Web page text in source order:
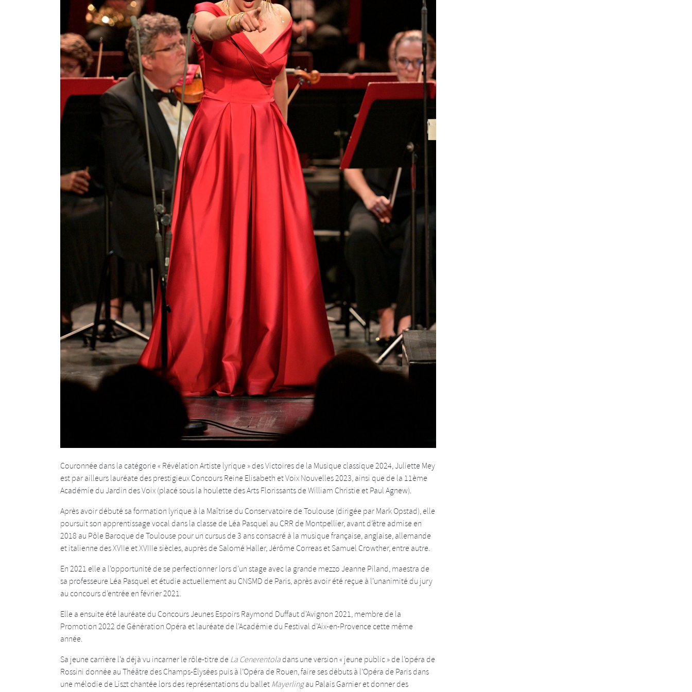
Couronnée dans la catégorie « Révélation Artiste lyrique » des Victoires de la Musique classique 2024, Juliette Mey
est par ailleurs lauréate des prestigieux Concours Reine Elisabeth et Voix Nouvelles 2023, ainsi que de la 11ème
Académie du Jardin des Voix (placé sous la houlette des Arts Florissants de William Christie et Paul Agnew).
Après avoir débuté sa formation lyrique à la Maîtrise du Conservatoire de Toulouse (dirigée par Mark Opstad), elle
poursuit son apprentissage vocal dans la classe de Léa Pasquel au CRR de Montpellier, avant d’être admise en
2018 au Pôle Baroque de Toulouse pour un cursus de 3 ans consacré à la musique française, anglaise, allemande
et italienne des XVIIe et XVIIIe siècles, auprès de Salomé Haller, Jérôme Correas et Samuel Crowther, entre autre.
En 2021 elle a l’opportunité de se perfectionner lors d’un stage avec la grande mezzo Jeanne Piland, maestra de
sa professeure Léa Pasquel et étudie actuellement au CNSMD de Paris, après avoir été reçue à l’unanimité du jury
au concours d’entrée en février 2021.
Elle a ensuite été lauréate du Concours Jeunes Espoirs Raymond Duffaut d’Avignon 2021, membre de la
Promotion 2022 de Génération Opéra et lauréate de l’Académie du Festival d’Aix-en-Provence cette même
année.
Sa jeune carrière l’a déjà vu incarner le rôle-titre de La Cenerentoladans une version « jeune public » de l’opéra de
Rossini donnée au Théâtre des Champs-Élysées puis à l’Opéra de Rouen, faire ses débuts à l’Opéra de Paris dans
une mélodie de Liszt chantée lors des représentations du balletMayerlingau Palais Garnier et donner des